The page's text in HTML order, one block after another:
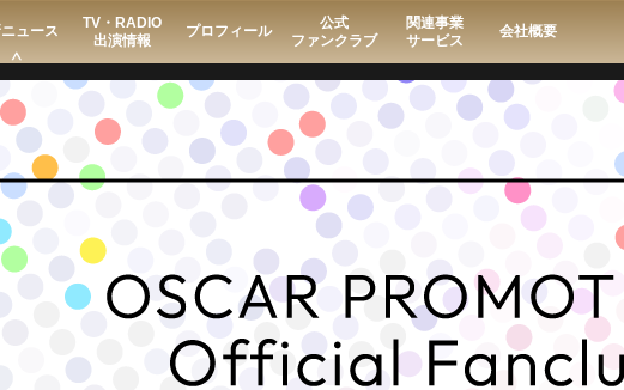
ュース
TV・RADIO
出演情報
プロフィール
公式
ファンクラブ
関連事業
サービス
会社概要